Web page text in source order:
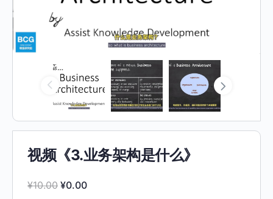
视频《3.业务架构是什么》
¥10.00 Original
¥0.00Current